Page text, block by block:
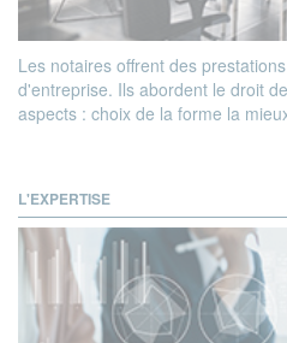
Les notaires offrent des
d'entreprise. Ils abordent le droit
aspects : choix de la forme la
L'EXPERTISE